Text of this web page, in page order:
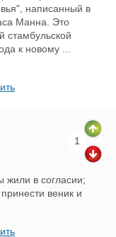
написанный в
Манна. Это
стамбульской
к новому
1
жили в согласии;
веник и